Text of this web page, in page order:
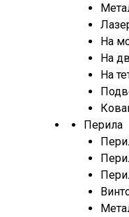
На
На
На
Перила